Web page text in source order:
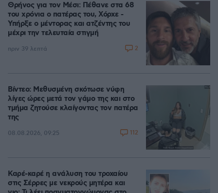
Θρήνος για τον Μέσι: Πέθανε στα 68
του χρόνια ο πατέρας του, Χόρχε -
Υπήρξε ο μέντορας και ατζέντης του
μέχρι την τελευταία στιγμή
πριν 39 λεπτά 2
Βίντεο: Μεθυσμένη σκότωσε νύφη
λίγες ώρες μετά τον γάμο της και στο
τμήμα ζητούσε κλαίγοντας τον πατέρα
της
08.08.2026, 09:25 112
Καρέ-καρέ η ανάλυση του τροχαίου
στις Σέρρες με νεκρούς μητέρα και